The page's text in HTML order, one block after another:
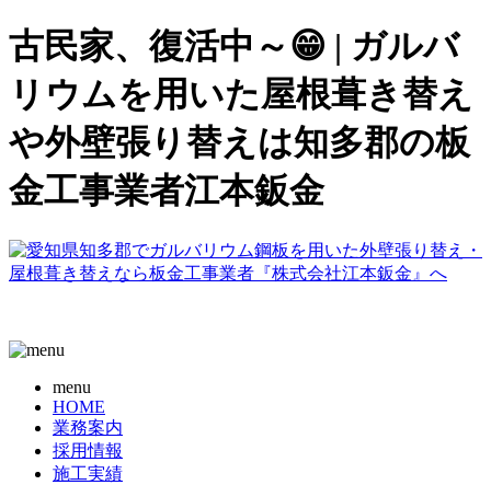
古民家、復活中～😁 | ガルバ
リウムを用いた屋根葺き替え
や外壁張り替えは知多郡の板
金工事業者江本鈑金
menu
HOME
業務案内
採用情報
施工実績